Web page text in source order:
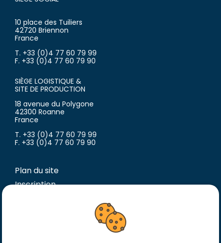
10 place des Tuiliers
42720 Briennon
France
T. +33 (0)4 77 60 79 99
F. +33 (0)4 77 60 79 90
SIÈGE LOGISTIQUE &
SITE DE PRODUCTION
18 avenue du Polygone
42300 Roanne
France
T. +33 (0)4 77 60 79 99
F. +33 (0)4 77 60 79 90
Plan du site
Inscription
Conditions générales de vente
Conditions générales d’achat